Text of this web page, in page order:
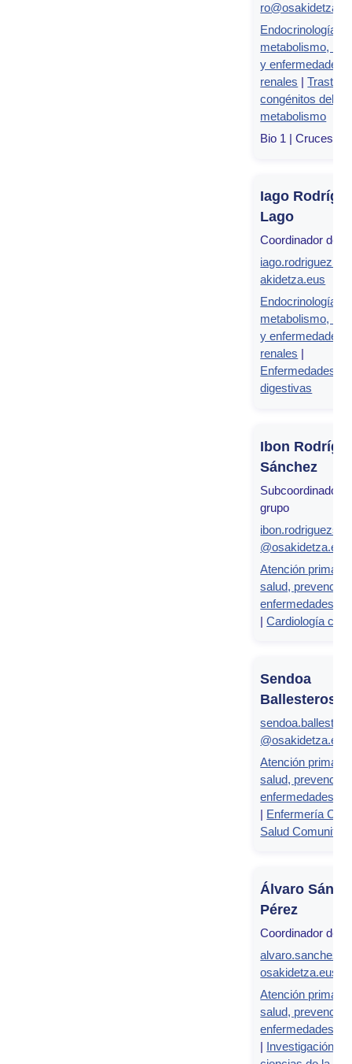
Endocrinología,
metabolismo,
y enfermedades
renales |
congénitos del
metabolismo
Bio 1 | Cruces,
Iago
Lago
Coordinador del
akidetza.eus
Endocrinología,
metabolismo,
y enfermedades
renales |
Enfermedades
digestivas
Ibon
Sánchez
Subcoordinador
grupo
@osakidetza.eus
Atención primaria
salud,
enfermedades
|Cardiología
Sendoa
Ballesteros
@osakidetza.eus
Atención primaria
salud,
enfermedades
| Enfermería
Salud
Álvaro
Pérez
Coordinador de
osakidetza.eus
Atención primaria
salud,
enfermedades
| Investigación en